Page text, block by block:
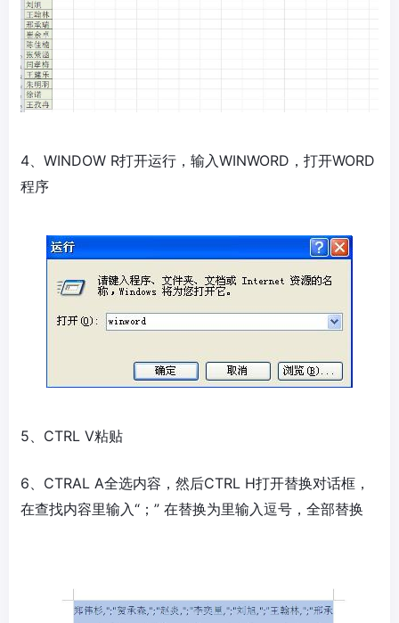
4、WINDOW R打开运行，输入WINWORD，打开WORD
程序
5、CTRL V粘贴
6、CTRAL A全选内容，然后CTRL H打开替换对话框，
在查找内容里输入“；” 在替换为里输入逗号，全部替换